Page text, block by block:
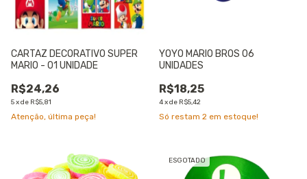
CARTAZ DECORATIVO SUPER
MARIO - 01 UNIDADE
R$24,26
5xde R$5,81
Atenção, última peça!
YOYO MARIO BROS 06
UNIDADES
R$18,25
4xde R$5,42
Só restam 2 em estoque!
ESGOTADO